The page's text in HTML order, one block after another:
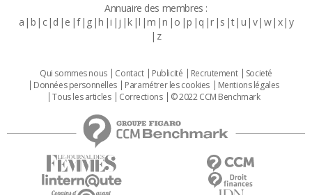
Annuaire des membres :
a b c d e f g h i j k l m n o p q r s t u v w x y
z
Qui sommes nous Contact Publicité Recrutement
Societé
Données personnelles
Paramétrer les cookies
Mentions légales
Tous les articles
Corrections © 2022 CCM Benchmark